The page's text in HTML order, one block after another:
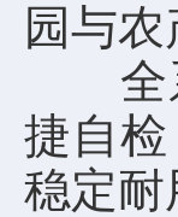
园与
全系
捷自
稳定耐